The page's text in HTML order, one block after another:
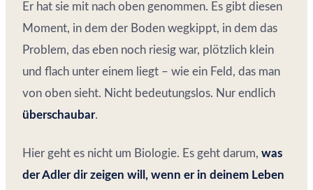
Er hat sie mit nach oben genommen. Es gibt diesen
Moment, in dem der Boden wegkippt, in dem das
Problem, das eben noch riesig war, plötzlich klein
und flach unter einem liegt – wie ein Feld, das man
von oben sieht. Nicht bedeutungslos. Nur endlich
überschaubar.
Hier geht es nicht um Biologie. Es geht darum, was
der Adler dir zeigen will, wenn er in deinem Leben